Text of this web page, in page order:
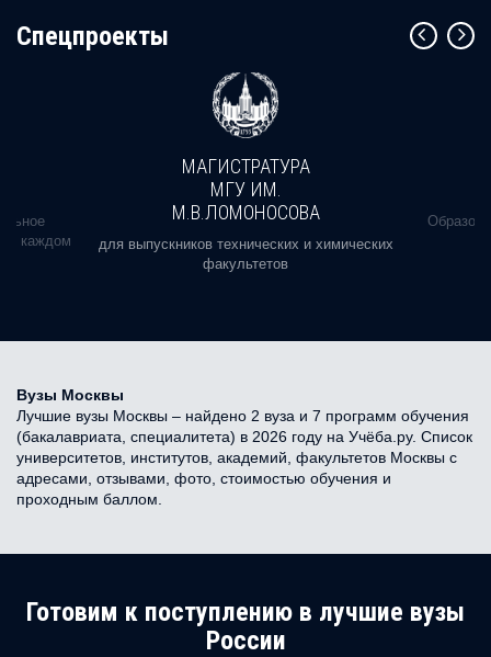
Cпецпроекты
в каждом
МАГИСТРАТУРА
МГУ ИМ.
М.В.ЛОМОНОСОВА
для выпускников технических и химических
факультетов
Вузы Москвы
Лучшие вузы Москвы – найдено 2 вуза и 7 программ обучения
(бакалавриата, специалитета) в 2026 году на Учёба.ру. Список
университетов, институтов, академий, факультетов Москвы с
адресами, отзывами, фото, стоимостью обучения и
проходным баллом.
Готовим к поступлению в лучшие вузы
России